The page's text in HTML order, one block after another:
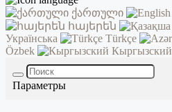
ქართული
հայերեն
Українська
Türkçe
Özbek
Кыргызский
Параметры